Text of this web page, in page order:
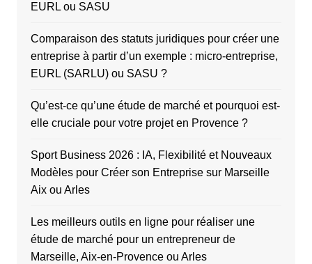
EURL ou SASU
Comparaison des statuts juridiques pour créer une
entreprise à partir d’un exemple : micro-entreprise,
EURL (SARLU) ou SASU ?
Qu’est-ce qu’une étude de marché et pourquoi est-
elle cruciale pour votre projet en Provence ?
Sport Business 2026 : IA, Flexibilité et Nouveaux
Modèles pour Créer son Entreprise sur Marseille
Aix ou Arles
Les meilleurs outils en ligne pour réaliser une
étude de marché pour un entrepreneur de
Marseille, Aix-en-Provence ou Arles